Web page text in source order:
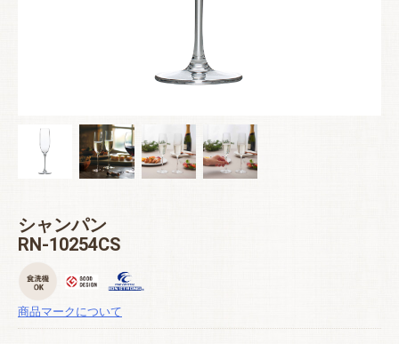
シャンパン
RN-10254CS
商品マークについて